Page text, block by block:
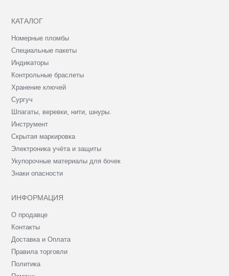
КАТАЛОГ
Номерные пломбы
Специальные пакеты
Индикаторы
Контрольные браслеты
Хранение ключей
Сургуч
Шпагаты, веревки, нити, шнуры.
Инструмент
Скрытая маркировка
Электроника учёта и защиты
Укупорочные материалы для бочек
Знаки опасности
ИНФОРМАЦИЯ
О продавце
Контакты
Доставка и Оплата
Правила торговли
Политика